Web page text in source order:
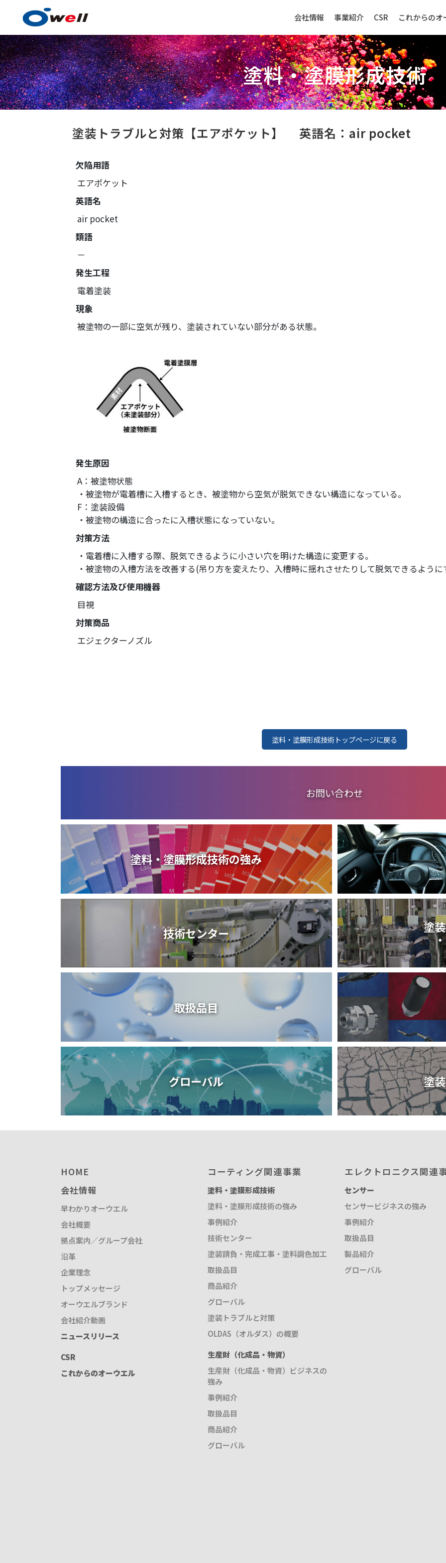
会社情報 事業紹介
塗料・塗膜形成技術
OLDAS（オルダス）の概要
生産財（化成品・物資） センサー
CSR これからのオ
塗料・塗膜形成技術
塗装トラブルと対策 【エアポケット】 英語名：air pocket
欠陥用語
エアポケット
英語名
air pocket
類語
－
発生工程
電着塗装
現象
被塗物の一部に空気が残り、塗装されていない部分がある状態。
発生原因
A：被塗物状態
・被塗物が電着槽に入槽するとき、被塗物から空気が脱気できない構造になっている。
F：塗装設備
・被塗物の構造に合ったに入槽状態になっていない。
対策方法
・電着槽に入槽する際、脱気できるように小さい穴を明けた構造に変更する。
・被塗物の入槽方法を改善する(吊り方を変えたり、入槽時に揺れさせたりして脱気できるよう
確認方法及び使用機器
目視
対策商品
エジェクターノズル
塗料・塗膜形成技術トップページに戻る
お問い合わせ
塗料・塗膜形成技術の強み
技術センター
塗
取扱品目
グローバル 塗
HOME
会社情報
早わかりオーウエル
会社概要
拠点案内／グループ会社
沿革
企業理念
トップメッセージ
オーウエルブランド
会社紹介動画
ニュースリリース
CSR
これからのオーウエル
コーティング関連事業
塗料・塗膜形成技術
塗料・塗膜形成技術の強み
事例紹介
技術センター
塗装請負・完成工事・塗料調色加工
取扱品目
商品紹介
グローバル
塗装トラブルと対策
OLDAS（オルダス）の概要
生産財（化成品・物資）
生産財（化成品・物資）ビジネスの
強み
事例紹介
取扱品目
商品紹介
グローバル
エレクトロニクス関連
センサー
センサービジネスの強み
事例紹介
取扱品目
製品紹介
グローバル